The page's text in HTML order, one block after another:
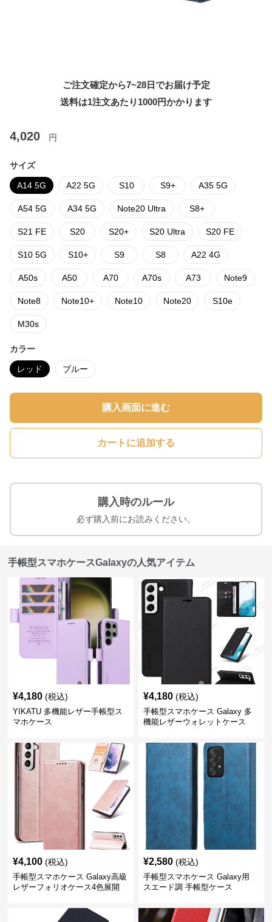
ご注文確定から7~28日でお届け予定
送料は1注文あたり 1000円かかります
4,020 円
サイズ
A14 5G A22 5G S10 S9+ A35 5G
A54 5G A34 5G Note20 Ultra S8+
S21 FE S20 S20+ S20 Ultra S20 FE
S10 5G S10+ S9 S8 A22 4G
A50s A50 A70 A70s A73 Note9
Note8 Note10+ Note10 Note20 S10e
M30s
カラー
レッド ブルー
購入画面に進む
カートに追加する
購入時のルール
必ず購入前にお読みください。
手帳型スマホケースGalaxyの人気アイテム
¥4,180 (税込)
YIKATU 多機能レザー手帳型ス
マホケース
¥4,180 (税込)
手帳型スマホケース Galaxy 多
機能レザーウォレットケース
¥4,100 (税込)
手帳型スマホケース Galaxy高級
レザーフォリオケース4色展開
¥2,580 (税込)
手帳型スマホケース Galaxy用
スエード調 手帳型ケース